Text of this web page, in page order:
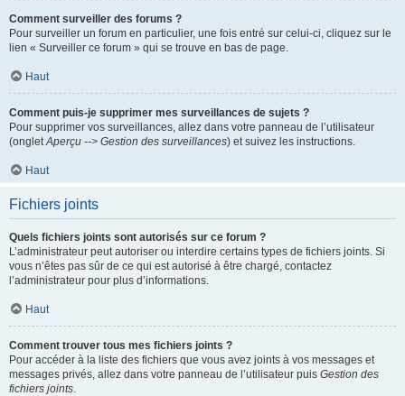
Comment surveiller des forums ?
Pour surveiller un forum en particulier, une fois entré sur celui-ci, cliquez sur le
lien « Surveiller ce forum » qui se trouve en bas de page.
Haut
Comment puis-je supprimer mes surveillances de sujets ?
Pour supprimer vos surveillances, allez dans votre panneau de l’utilisateur
(ongletAperçu --> Gestion des surveillances) et suivez les instructions.
Haut
Fichiers joints
Quels fichiers joints sont autorisés sur ce forum ?
L’administrateur peut autoriser ou interdire certains types de fichiers joints. Si
vous n’êtes pas sûr de ce qui est autorisé à être chargé, contactez
l’administrateur pour plus d’informations.
Haut
Comment trouver tous mes fichiers joints ?
Pour accéder à la liste des fichiers que vous avez joints à vos messages et
messages privés, allez dans votre panneau de l’utilisateur puis Gestion des
fichiers joints.